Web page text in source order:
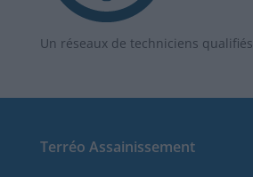
Un réseaux de techniciens qualifiés
Terréo Assainissement